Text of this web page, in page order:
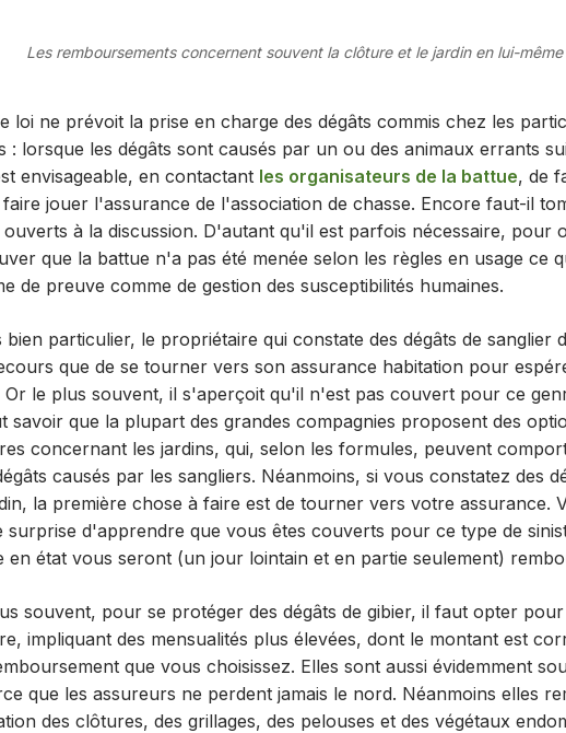
Les remboursements concernent souvent la clôture et le jardin en lui-même
loi ne prévoit la prise en charge des dégâts commis chez les
: lorsque les dégâts sont causés par un ou des animaux errants
envisageable, en contactant les organisateurs de la battue, de
faire jouer l'assurance de l'association de chasse. Encore faut-il
à la discussion. D'autant qu'il est parfois nécessaire, pour
que la battue n'a pas été menée selon les règles en usage ce
de preuve comme de gestion des susceptibilités humaines.
bien particulier, le propriétaire qui constate des dégâts de sanglier
que de se tourner vers son assurance habitation pour
Or le plus souvent, il s'aperçoit qu'il n'est pas couvert pour ce
savoir que la plupart des grandes compagnies proposent des
concernant les jardins, qui, selon les formules, peuvent
causés par les sangliers. Néanmoins, si vous constatez des
la première chose à faire est de tourner vers votre assurance.
surprise d'apprendre que vous êtes couverts pour ce type de
en état vous seront (un jour lointain et en partie seulement)
souvent, pour se protéger des dégâts de gibier, il faut opter
impliquant des mensualités plus élevées, dont le montant est
que vous choisissez. Elles sont aussi évidemment
que les assureurs ne perdent jamais le nord. Néanmoins elles
des clôtures, des grillages, des pelouses et des végétaux